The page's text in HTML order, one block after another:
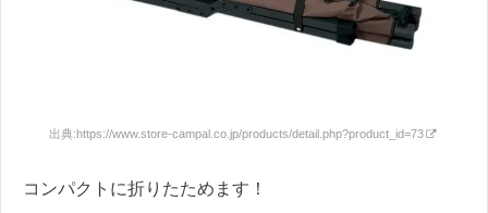
出典:https://www.store-campal.co.jp/products/detail.php?product_id=73
コンパクトに折りたためます！